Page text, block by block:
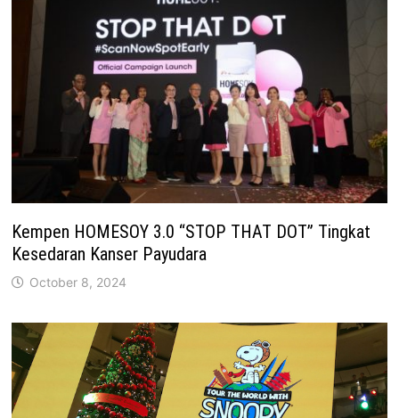
Kempen HOMESOY 3.0 “STOP THAT DOT” Tingkat
Kesedaran Kanser Payudara
October 8, 2024